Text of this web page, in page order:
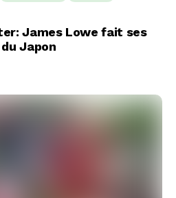
James Lowe fait ses
Japon